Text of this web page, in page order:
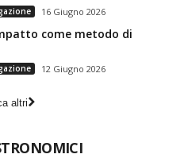
16 Giugno 2026
come metodo di
12 Giugno 2026
altri